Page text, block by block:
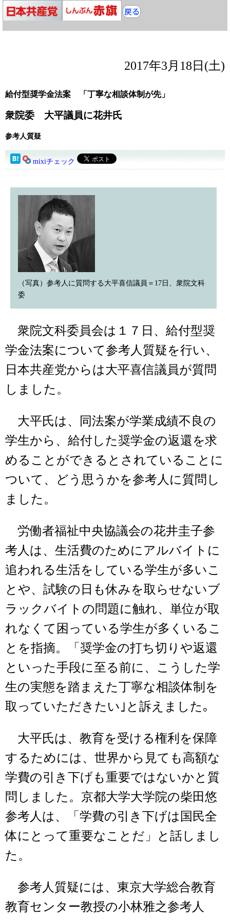
2017年3月18日(土)
給付型奨学金法案 「丁寧な相談体制が先」
衆院委 大平議員に花井氏
参考人質疑
mixiチェック
（写真）参考人に質問する大平喜信議員＝17日、衆院文科
委
衆院文科委員会は１７日、給付型奨
学金法案について参考人質疑を行い、
日本共産党からは大平喜信議員が質問
しました。
大平氏は、同法案が学業成績不良の
学生から、給付した奨学金の返還を求
めることができるとされていることに
ついて、どう思うかを参考人に質問し
ました。
労働者福祉中央協議会の花井圭子参
考人は、生活費のためにアルバイトに
追われる生活をしている学生が多いこ
とや、試験の日も休みを取らせないブ
ラックバイトの問題に触れ、単位が取
れなくて困っている学生が多くいるこ
とを指摘。「奨学金の打ち切りや返還
といった手段に至る前に、こうした学
生の実態を踏まえた丁寧な相談体制を
取っていただきたい｣と訴えました｡
大平氏は、教育を受ける権利を保障
するためには、世界から見ても高額な
学費の引き下げも重要ではないかと質
問しました。京都大学大学院の柴田悠
参考人は、「学費の引き下げは国民全
体にとって重要なことだ」と話しまし
た。
参考人質疑には、東京大学総合教育
教育センター教授の小林雅之参考人